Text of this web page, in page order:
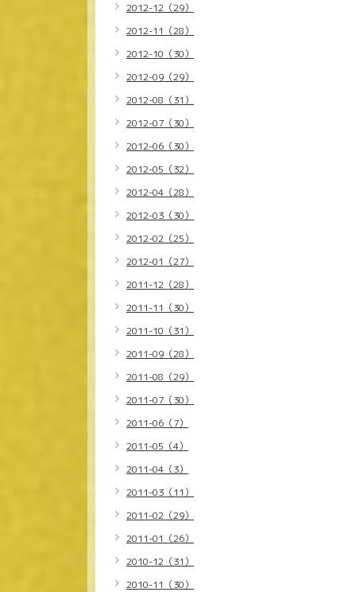
2012-12（29）
2012-11（28）
2012-10（30）
2012-09（29）
2012-08（31）
2012-07（30）
2012-06（30）
2012-05（32）
2012-04（28）
2012-03（30）
2012-02（25）
2012-01（27）
2011-12（28）
2011-11（30）
2011-10（31）
2011-09（28）
2011-08（29）
2011-07（30）
2011-06（7）
2011-05（4）
2011-04（3）
2011-03（11）
2011-02（29）
2011-01（26）
2010-12（31）
2010-11（30）